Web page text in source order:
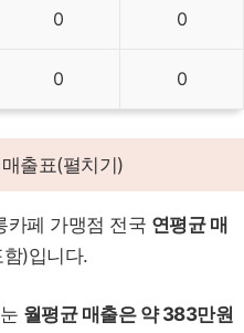
0 0
0 0
출표(펼치기)
카페 가맹점 전국 연평균 매
)입니다.
월평균 매출은 약 383만원